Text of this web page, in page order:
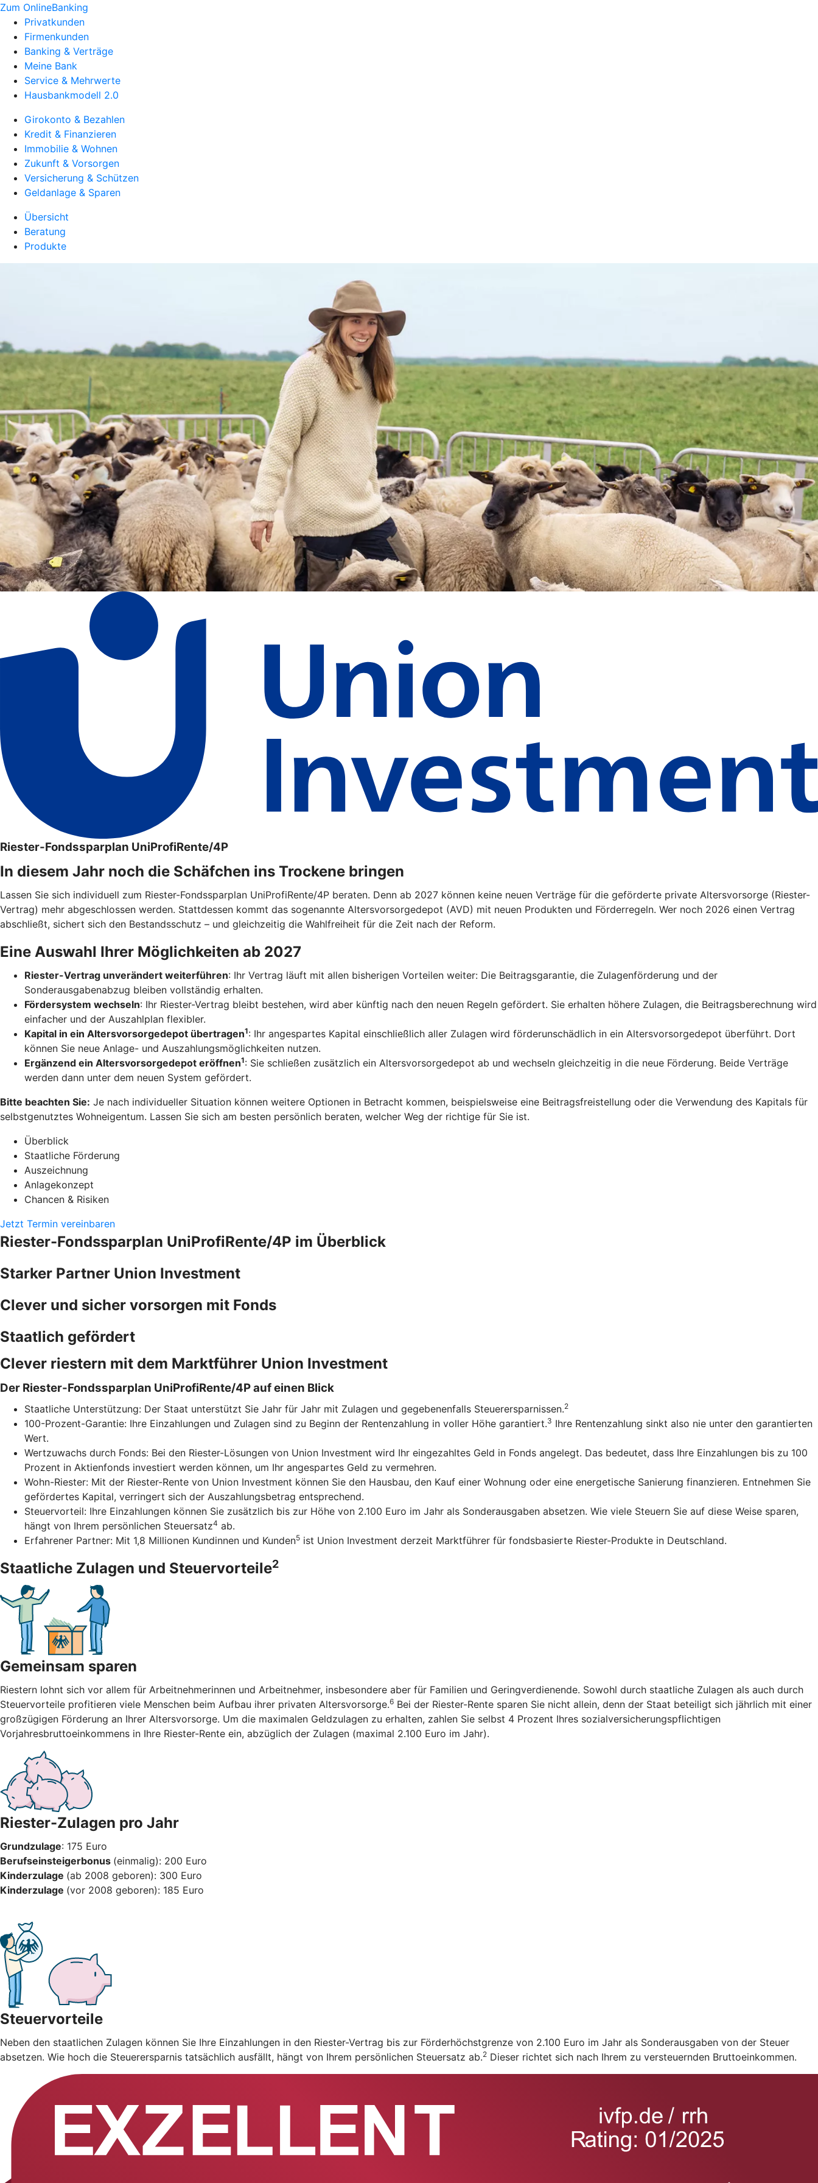
Zum OnlineBanking
Privatkunden
Firmenkunden
Banking & Verträge
Meine Bank
Service & Mehrwerte
Hausbankmodell 2.0
Girokonto & Bezahlen
Kredit & Finanzieren
Immobilie & Wohnen
Zukunft & Vorsorgen
Versicherung & Schützen
Geldanlage & Sparen
Übersicht
Beratung
Produkte
Riester-Fondssparplan UniProfiRente/4P
In diesem Jahr noch die Schäfchen ins Trockene bringen
Lassen Sie sich individuell zum Riester-Fondssparplan UniProfiRente/4P beraten. Denn ab 2027 können keine neuen Verträge für die geförderte private Altersvorsorge (Riester-
Vertrag) mehr abgeschlossen werden. Stattdessen kommt das sogenannte Altersvorsorgedepot (AVD) mit neuen Produkten und Förderregeln. Wer noch 2026 einen Vertrag
abschließt, sichert sich den Bestandsschutz – und gleichzeitig die Wahlfreiheit für die Zeit nach der Reform.
Eine Auswahl Ihrer Möglichkeiten ab 2027
Riester-Vertrag unverändert weiterführen: Ihr Vertrag läuft mit allen bisherigen Vorteilen weiter: Die Beitragsgarantie, die Zulagenförderung und der
Sonderausgabenabzug bleiben vollständig erhalten.
Fördersystem wechseln: Ihr Riester-Vertrag bleibt bestehen, wird aber künftig nach den neuen Regeln gefördert. Sie erhalten höhere Zulagen, die Beitragsberechnung wird
einfacher und der Auszahlplan flexibler.
Kapital in ein Altersvorsorgedepot übertragen1: Ihr angespartes Kapital einschließlich aller Zulagen wird förderunschädlich in ein Altersvorsorgedepot überführt. Dort
können Sie neue Anlage- und Auszahlungsmöglichkeiten nutzen.
Ergänzend ein Altersvorsorgedepot eröffnen1: Sie schließen zusätzlich ein Altersvorsorgedepot ab und wechseln gleichzeitig in die neue Förderung. Beide Verträge
werden dann unter dem neuen System gefördert.
Bitte beachten Sie: Je nach individueller Situation können weitere Optionen in Betracht kommen, beispielsweise eine Beitragsfreistellung oder die Verwendung des Kapitals für
selbstgenutztes Wohneigentum. Lassen Sie sich am besten persönlich beraten, welcher Weg der richtige für Sie ist.
Überblick
Staatliche Förderung
Auszeichnung
Anlagekonzept
Chancen & Risiken
Jetzt Termin vereinbaren
Riester-Fondssparplan UniProfiRente/4P im Überblick
Starker Partner Union Investment
Clever und sicher vorsorgen mit Fonds
Staatlich gefördert
Clever riestern mit dem Marktführer Union Investment
Der Riester-Fondssparplan UniProfiRente/4P auf einen Blick
Staatliche Unterstützung: Der Staat unterstützt Sie Jahr für Jahr mit Zulagen und gegebenenfalls Steuerersparnissen.2
100-Prozent-Garantie: Ihre Einzahlungen und Zulagen sind zu Beginn der Rentenzahlung in voller Höhe garantiert.3 Ihre Rentenzahlung sinkt also nie unter den garantierten
Wert.
Wertzuwachs durch Fonds: Bei den Riester-Lösungen von Union Investment wird Ihr eingezahltes Geld in Fonds angelegt. Das bedeutet, dass Ihre Einzahlungen bis zu 100
Prozent in Aktienfonds investiert werden können, um Ihr angespartes Geld zu vermehren.
Wohn-Riester: Mit der Riester-Rente von Union Investment können Sie den Hausbau, den Kauf einer Wohnung oder eine energetische Sanierung finanzieren. Entnehmen Sie
gefördertes Kapital, verringert sich der Auszahlungsbetrag entsprechend.
Steuervorteil: Ihre Einzahlungen können Sie zusätzlich bis zur Höhe von 2.100 Euro im Jahr als Sonderausgaben absetzen. Wie viele Steuern Sie auf diese Weise sparen,
hängt von Ihrem persönlichen Steuersatz4 ab.
Erfahrener Partner: Mit 1,8 Millionen Kundinnen und Kunden5 ist Union Investment derzeit Marktführer für fondsbasierte Riester-Produkte in Deutschland.
Staatliche Zulagen und Steuervorteile2
Gemeinsam sparen
Riestern lohnt sich vor allem für Arbeitnehmerinnen und Arbeitnehmer, insbesondere aber für Familien und Geringverdienende. Sowohl durch staatliche Zulagen als auch durch
Steuervorteile profitieren viele Menschen beim Aufbau ihrer privaten Altersvorsorge.6 Bei der Riester-Rente sparen Sie nicht allein, denn der Staat beteiligt sich jährlich mit einer
großzügigen Förderung an Ihrer Altersvorsorge. Um die maximalen Geldzulagen zu erhalten, zahlen Sie selbst 4 Prozent Ihres sozialversicherungspflichtigen
Vorjahresbruttoeinkommens in Ihre Riester-Rente ein, abzüglich der Zulagen (maximal 2.100 Euro im Jahr).
Riester-Zulagen pro Jahr
Grundzulage: 175 Euro
Berufseinsteigerbonus (einmalig): 200 Euro
Kinderzulage (ab 2008 geboren): 300 Euro
Kinderzulage (vor 2008 geboren): 185 Euro
Steuervorteile
Neben den staatlichen Zulagen können Sie Ihre Einzahlungen in den Riester-Vertrag bis zur Förderhöchstgrenze von 2.100 Euro im Jahr als Sonderausgaben von der Steuer
absetzen. Wie hoch die Steuerersparnis tatsächlich ausfällt, hängt von Ihrem persönlichen Steuersatz ab.2 Dieser richtet sich nach Ihrem zu versteuernden Bruttoeinkommen.